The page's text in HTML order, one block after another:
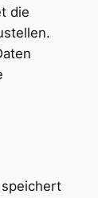
die